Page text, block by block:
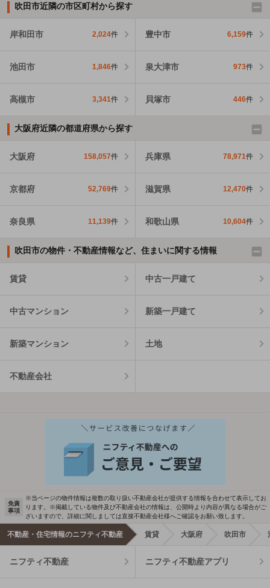
吹田市近隣の市区町村から探す
岸和田市 2,024件 豊中市 6,159件
池田市 1,846件 泉大津市 973件
高槻市 3,341件 貝塚市 446件
大阪府近隣の都道府県から探す
大阪府 158,057件 兵庫県 78,971件
京都府 52,769件 滋賀県 12,470件
奈良県 11,139件 和歌山県 10,604件
吹田市の物件・不動産情報など、住まいに関する情報
賃貸 中古一戸建て
中古マンション 新築一戸建て
新築マンション 土地
不動産会社
免責
事項
※当ページの物件情報は複数の取り扱い不動産会社が提供する情報を合わせて表示してお
ります。※掲載している物件及び不動産会社の情報は、公開時より内容が異なる場合がご
ざいますので、詳細に関しましては直接不動産会社様へご確認をお願い致します。
不動産・住宅情報のニフティ不動産 賃貸 大阪府 吹田市
ニフティ不動産 ニフティ不動産アプリ